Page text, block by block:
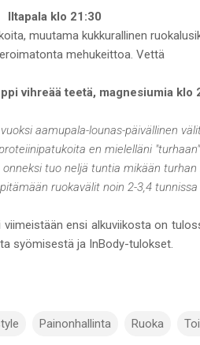
Iltapala klo 21:30
muutama kukkurallinen
mehukeittoa. Vettä
vihreää teetä, magnesiumia klo
aamupala-lounas-päivällinen
en mielelläni
tuo neljä tuntia mikään turhan
ruokavälit noin 2-3,4
ensi alkuviikosta on
syömisestä ja InBody-tulokset.
Painonhallinta Ruoka